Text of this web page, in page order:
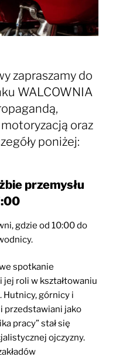
zapraszamy do
WALCOWNIA
oraz
poniżej:
przemysłu
gdzie od 10:00 do
spotkanie
jej roli w kształtowaniu
Hutnicy, górnicy i
przedstawiani jako
pracy” stał się
ojczyzny.